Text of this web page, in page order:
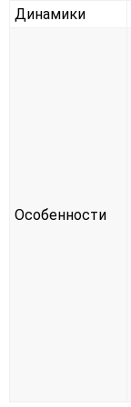
Динамики
Особенности